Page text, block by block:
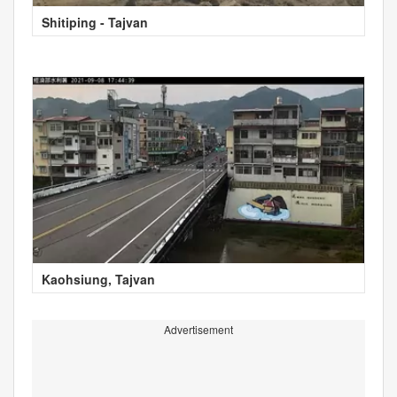
Shitiping - Tajvan
Kaohsiung, Tajvan
Advertisement